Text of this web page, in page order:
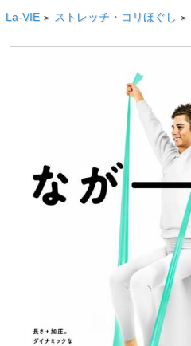
La-VIE > ストレッチ・コリほぐし >